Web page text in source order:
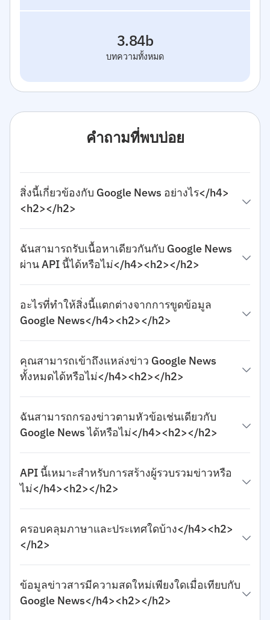
บทความทั้งหมด
3.84b
คำถามที่พบบ่อย
สิ่งนี้เกี่ยวข้องกับ Google News อย่างไร</h4>
<h2></h2>
ฉันสามารถรับเนื้อหาเดียวกันกับ Google News
ผ่าน API นี้ได้หรือไม่</h4><h2></h2>
อะไรที่ทำให้สิ่งนี้แตกต่างจากการขูดข้อมูล
Google News</h4><h2></h2>
คุณสามารถเข้าถึงแหล่งข่าว Google News
ทั้งหมดได้หรือไม่</h4><h2></h2>
ฉันสามารถกรองข่าวตามหัวข้อเช่นเดียวกับ
Google News ได้หรือไม่</h4><h2></h2>
API นี้เหมาะสำหรับการสร้างผู้รวบรวมข่าวหรือ
ไม่</h4><h2></h2>
ครอบคลุมภาษาและประเทศใดบ้าง</h4><h2>
</h2>
ข้อมูลข่าวสารมีความสดใหม่เพียงใดเมื่อเทียบกับ
Google News</h4><h2></h2>